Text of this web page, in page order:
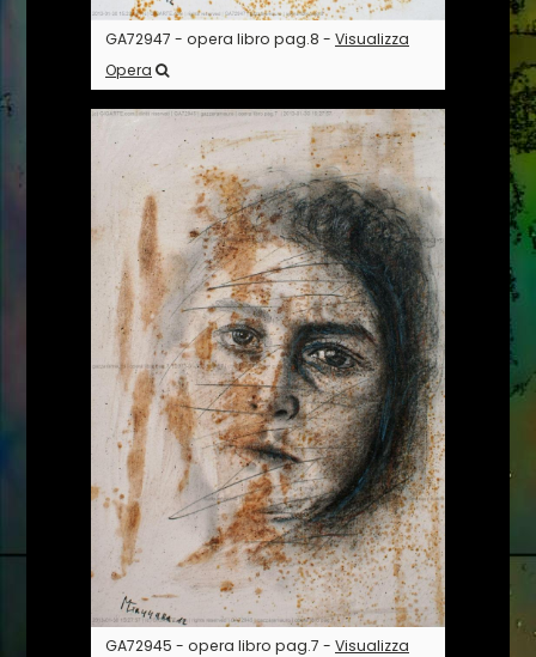
GA72947 - opera libro pag.8 - Visualizza
Opera
GA72945 - opera libro pag.7 - Visualizza